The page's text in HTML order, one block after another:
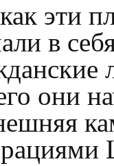
эти
в
они